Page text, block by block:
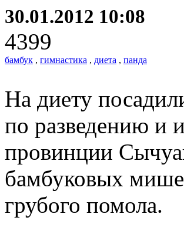
30.01.2012 10:08
4399
бамбук , гимнастика , диета , панда
На диету
по разведению и
провинции
бамбуковых
грубого помола.